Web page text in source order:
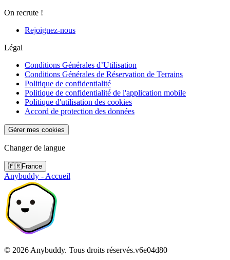
On recrute !
Rejoignez-nous
Légal
Conditions Générales d’Utilisation
Conditions Générales de Réservation de Terrains
Politique de confidentialité
Politique de confidentialité de l'application mobile
Politique d'utilisation des cookies
Accord de protection des données
Gérer mes cookies
Changer de langue
🇫🇷France
Anybuddy - Accueil
© 2026 Anybuddy. Tous droits réservés.v6e04d80